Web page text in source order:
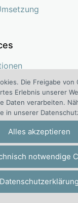
Die Freigabe von
Erlebnis unserer
Daten verarbeiten.
in unserer
Alles akzeptieren
notwendige
Datenschutzerklärung